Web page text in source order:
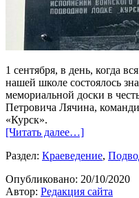
1 сентября, в день, когда
нашей школе состоялось
мемориальной доски в
Петровича Лячина,
«Курск».
[Читать далее…]
Раздел: Краеведение,
Опубликовано: 20/10/2020
Автор: Редакция сайта